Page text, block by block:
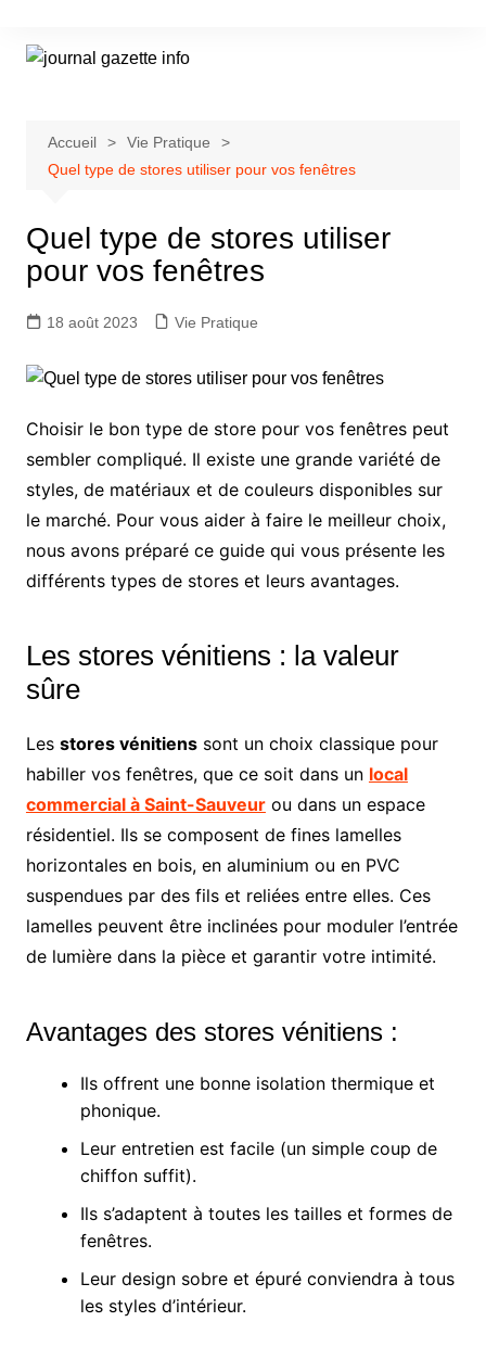
contenu
Accueil
Vie Pratique
Quel type de stores utiliser pour vos fenêtres
Quel type de stores utiliser
pour vos fenêtres
18 août 2023 Vie Pratique
Choisir le bon type de store pour vos fenêtres peut
sembler compliqué. Il existe une grande variété de
styles, de matériaux et de couleurs disponibles sur
le marché. Pour vous aider à faire le meilleur choix,
nous avons préparé ce guide qui vous présente les
différents types de stores et leurs avantages.
Les stores vénitiens : la valeur
sûre
Les stores vénitienssont un choix classique pour
habiller vos fenêtres, que ce soit dans un local
commercial à Saint-Sauveurou dans un espace
résidentiel. Ils se composent de fines lamelles
horizontales en bois, en aluminium ou en PVC
suspendues par des fils et reliées entre elles. Ces
lamelles peuvent être inclinées pour moduler l’entrée
de lumière dans la pièce et garantir votre intimité.
Avantages des stores vénitiens :
Ils offrent une bonne isolation thermique et
phonique.
Leur entretien est facile (un simple coup de
chiffon suffit).
Ils s’adaptent à toutes les tailles et formes de
fenêtres.
Leur design sobre et épuré conviendra à tous
les styles d’intérieur.